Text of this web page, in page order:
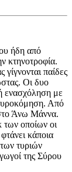
ήδη από
κτηνοτροφία.
παίδες
Οι δυο
ενασχόληση με
Από
Άνω Μάννα.
των οποίων οι
κάποια
τυριών
της Σύρου